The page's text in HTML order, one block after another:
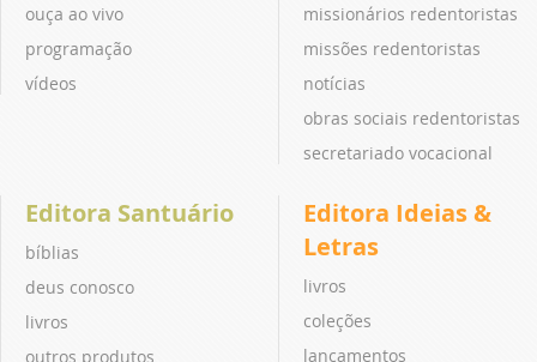
ouça ao vivo
programação
vídeos
missionários redentoristas
missões redentoristas
notícias
obras sociais redentoristas
secretariado vocacional
Editora Santuário
bíblias
deus conosco
livros
outros produtos
Editora Ideias &
Letras
livros
coleções
lançamentos